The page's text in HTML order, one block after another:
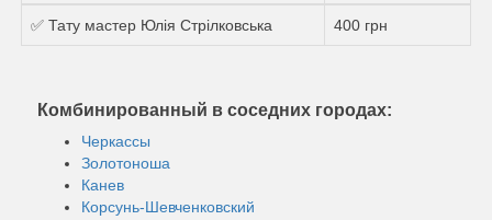
✅ Тату мастер Юлія Стрілковська 400 грн
Комбинированный в соседних городах:
Черкассы
Золотоноша
Канев
Корсунь-Шевченковский